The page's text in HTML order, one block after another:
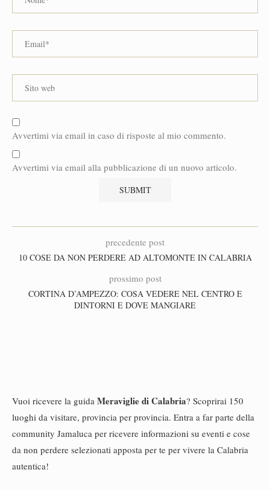
Avvertimi via email in caso di risposte al mio commento.
Avvertimi via email alla pubblicazione di un nuovo articolo.
precedente post
10 COSE DA NON PERDERE AD ALTOMONTE IN CALABRIA
prossimo post
CORTINA D’AMPEZZO: COSA VEDERE NEL CENTRO E
DINTORNI E DOVE MANGIARE
Vuoi ricevere la guida Meraviglie di Calabria? Scoprirai 150
luoghi da visitare, provincia per provincia. Entra a far parte della
community Jamaluca per ricevere informazioni su eventi e cose
da non perdere selezionati apposta per te per vivere la Calabria
autentica!